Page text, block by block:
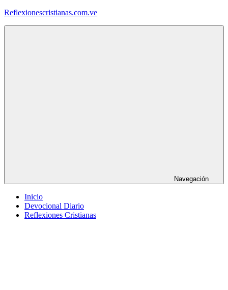
Saltar
Reflexionescristianas.com.ve
Navegación
Inicio
Devocional Diario
Reflexiones Cristianas